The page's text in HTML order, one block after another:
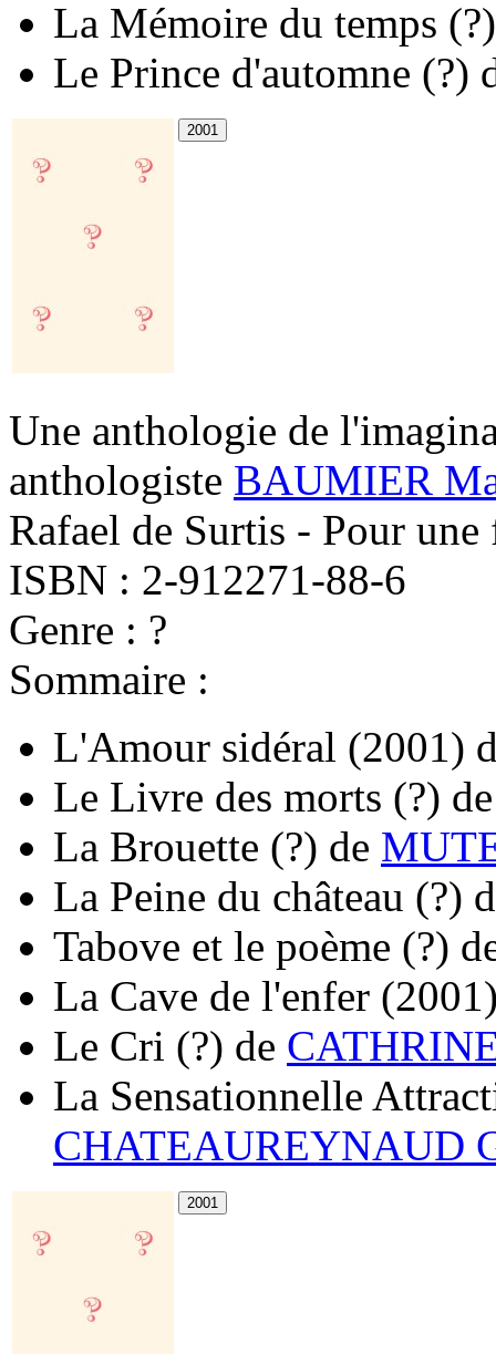
La Mémoire du temps (?)
Le Prince d'automne (?)
Une anthologie de
anthologiste BAUMIER
Rafael de Surtis - Pour
ISBN : 2-912271-88-6
Genre : ?
Sommaire :
L'Amour sidéral (2001)
Le Livre des morts (?)
La Brouette (?) de
La Peine du château (?)
Tabove et le poème (?)
La Cave de l'enfer
Le Cri (?) de
La Sensationnelle
CHATEAUREYNAUD